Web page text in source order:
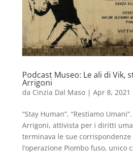
Podcast Museo: Le ali di Vik,
Arrigoni
da Cinzia Dal Maso| Apr 8, 2021
“Stay Human”, “Restiamo
Arrigoni, attivista per i diritti
terminava le sue corrispondenze
l’operazione Piombo fuso, unico